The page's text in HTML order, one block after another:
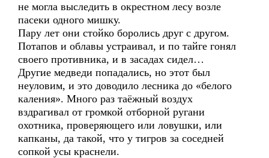
не могла выследить в окрестном лесу возле
пасеки одного мишку.
Пару лет они стойко боролись друг с другом.
Потапов и облавы устраивал, и по тайге гонял
своего противника, и в засадах сидел…
Другие медведи попадались, но этот был
неуловим, и это доводило лесника до «белого
каления». Много раз таёжный воздух
вздрагивал от громкой отборной ругани
охотника, проверяющего или ловушки, или
капканы, да такой, что у тигров за соседней
сопкой усы краснели.